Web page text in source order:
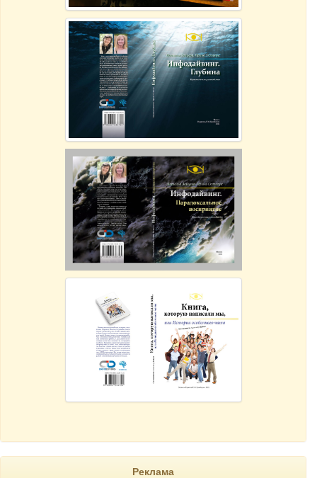
Реклама